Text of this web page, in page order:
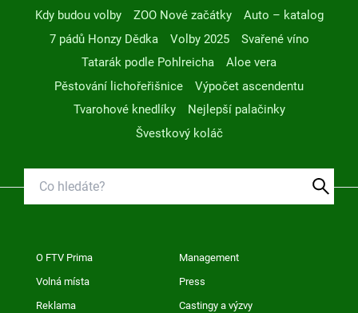
Kdy budou volby
ZOO Nové začátky
Auto – katalog
7 pádů Honzy Dědka
Volby 2025
Svařené víno
Tatarák podle Pohlreicha
Aloe vera
Pěstování lichořeřišnice
Výpočet ascendentu
Tvarohové knedlíky
Nejlepší palačinky
Švestkový koláč
O FTV Prima Management
Volná místa Press
Reklama Castingy a výzvy